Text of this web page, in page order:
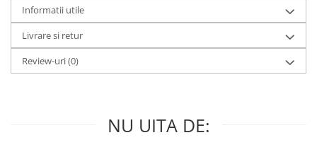
Informatii utile
Livrare si retur
Review-uri(0)
NU UITA DE: